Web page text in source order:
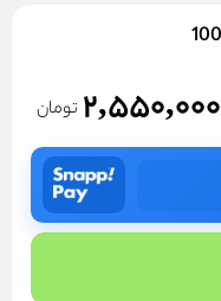
2,550,000 تومان